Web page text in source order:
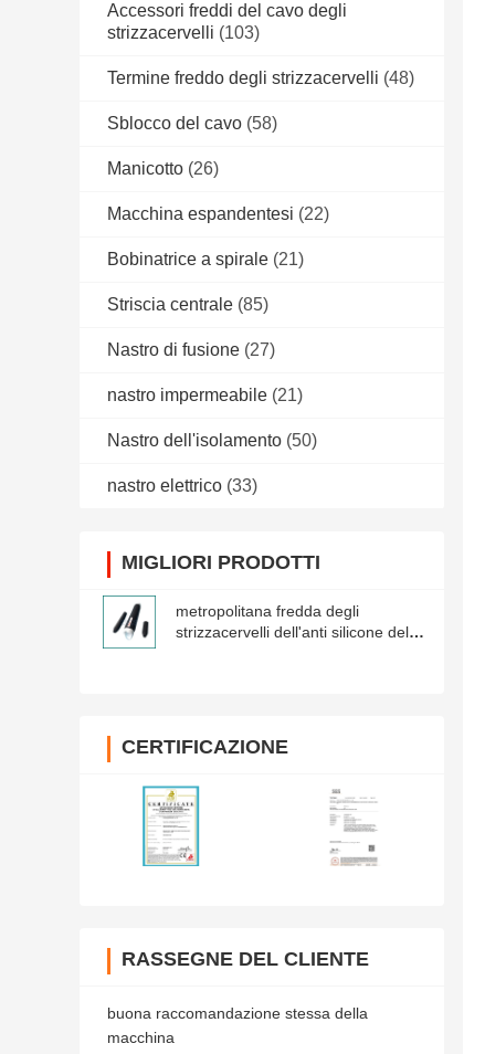
Accessori freddi del cavo degli
strizzacervelli (103)
Termine freddo degli strizzacervelli (48)
Sblocco del cavo (58)
Manicotto (26)
Macchina espandentesi (22)
Bobinatrice a spirale (21)
Striscia centrale (85)
Nastro di fusione (27)
nastro impermeabile (21)
Nastro dell'isolamento (50)
nastro elettrico (33)
MIGLIORI PRODOTTI
metropolitana fredda degli
strizzacervelli dell'anti silicone del
CERTIFICAZIONE
RASSEGNE DEL CLIENTE
buona raccomandazione stessa della
macchina